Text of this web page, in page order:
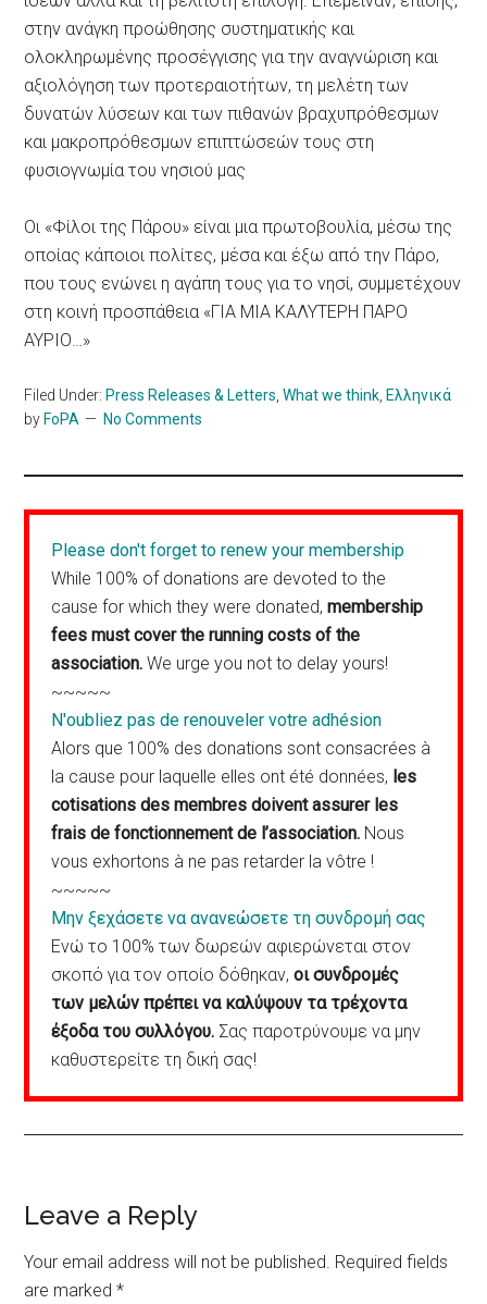
στην ανάγκη προώθησης συστηματικής και
ολοκληρωμένης προσέγγισης για την αναγνώριση και
αξιολόγηση των προτεραιοτήτων, τη μελέτη των
δυνατών λύσεων και των πιθανών βραχυπρόθεσμων
και μακροπρόθεσμων επιπτώσεών τους στη
φυσιογνωμία του νησιού μας
Οι «Φίλοι της Πάρου» είναι μια πρωτοβουλία, μέσω της
οποίας κάποιοι πολίτες, μέσα και έξω από την Πάρο,
που τους ενώνει η αγάπη τους για το νησί, συμμετέχουν
στη κοινή προσπάθεια «ΓΙΑ ΜΙΑ ΚΑΛΥΤΕΡΗ ΠΑΡΟ
ΑΥΡΙΟ…»
Filed Under: Press Releases & Letters ,What we think Ελληνικά
by FoPA No Comments
Please don't forget to renew your membership
While 100% of donations are devoted to the
cause for which they were donated,membership
fees must cover the running costs of the
association. We urge you not to delay yours!
~~~~~
N'oubliez pas de renouveler votre adhésion
Alors que 100% des donations sont consacrées à
la cause pour laquelle elles ont été données, les
cotisations des membres doivent assurer les
frais de fonctionnement de l’association. Nous
vous exhortons à ne pas retarder la vôtre !
~~~~~
Μην ξεχάσετε να ανανεώσετε τη συνδρομή σας
Ενώ το 100% των δωρεών αφιερώνεται στον
σκοπό για τον οποίο δόθηκαν,οι συνδρομές
των μελών πρέπει να καλύψουν τα τρέχοντα
έξοδα του συλλόγου. Σας παροτρύνουμε να μην
καθυστερείτε τη δική σας!
Reader
Interactions
Leave a Reply
Your email address will not be published. Required fields
are marked*